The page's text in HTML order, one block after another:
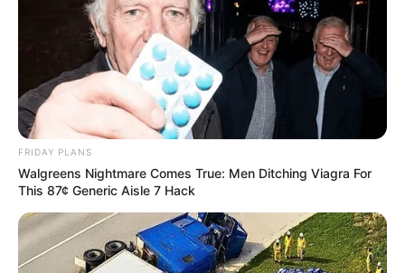
PRÓXIMA MATÉRIA
Emenda 120: STF nega pedido
de Aposentadoria Especial
aos ACS e ACE.
PUBLICAÇÃO RECENTE
Saiba o que ocorrerá com a
PEC 14, caso o PLP 185 seja
aprovado em Brasília.
FAÇA O SEU COMENTÁRIO AQUI!
FALE CONOSCO
Nome
FRIDAY PLANS
Walgreens Nightmare Comes True: Men Ditching Viagra For
This 87¢ Generic Aisle 7 Hack